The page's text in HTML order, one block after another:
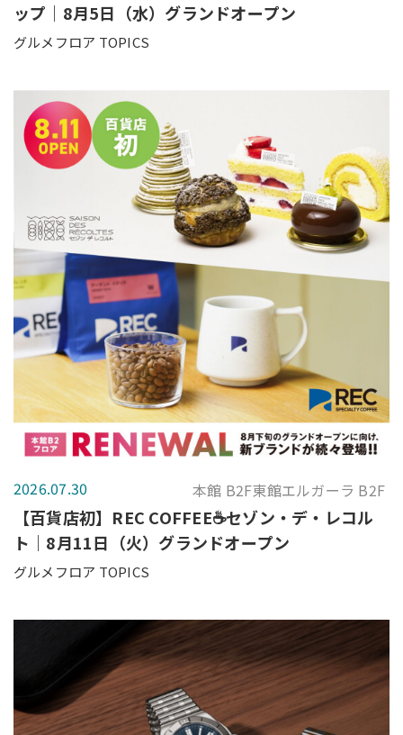
ップ｜8月5日（水）グランドオープン
グルメフロア TOPICS
2026.07.30 本館 B2F東館エルガーラ B2F
【百貨店初】REC COFFEE☕セゾン・デ・レコル
ト｜8月11日（火）グランドオープン
グルメフロア TOPICS